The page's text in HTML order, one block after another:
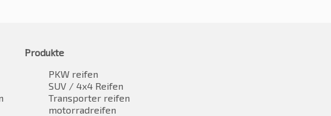
Produkte
PKW reifen
SUV / 4x4 Reifen
Transporter reifen
motorradreifen